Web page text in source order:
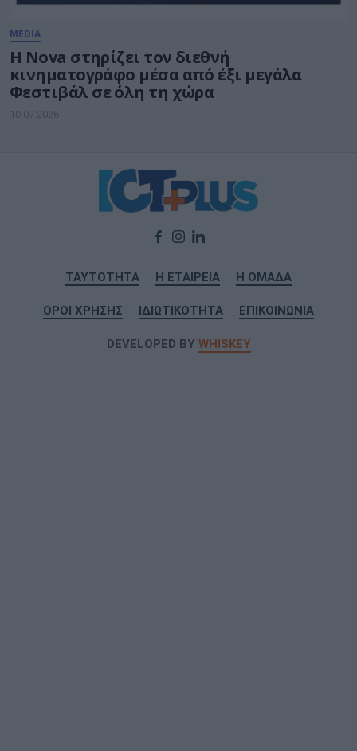
MEDIA
Η Nova στηρίζει τον διεθνή
κινηματογράφο μέσα από έξι μεγάλα
Φεστιβάλ σε όλη τη χώρα
10.07.2026
ΤΑΥΤΟΤΗΤΑ Η ΕΤΑΙΡΕΙΑ Η ΟΜΑΔΑ
ΟΡΟΙ ΧΡΗΣΗΣ ΙΔΙΩΤΙΚΟΤΗΤΑ ΕΠΙΚΟΙΝΩΝΙΑ
DEVELOPED BY WHISKEY